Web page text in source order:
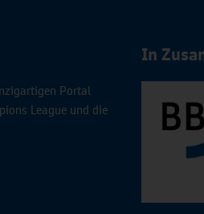
Portal
League und die
In